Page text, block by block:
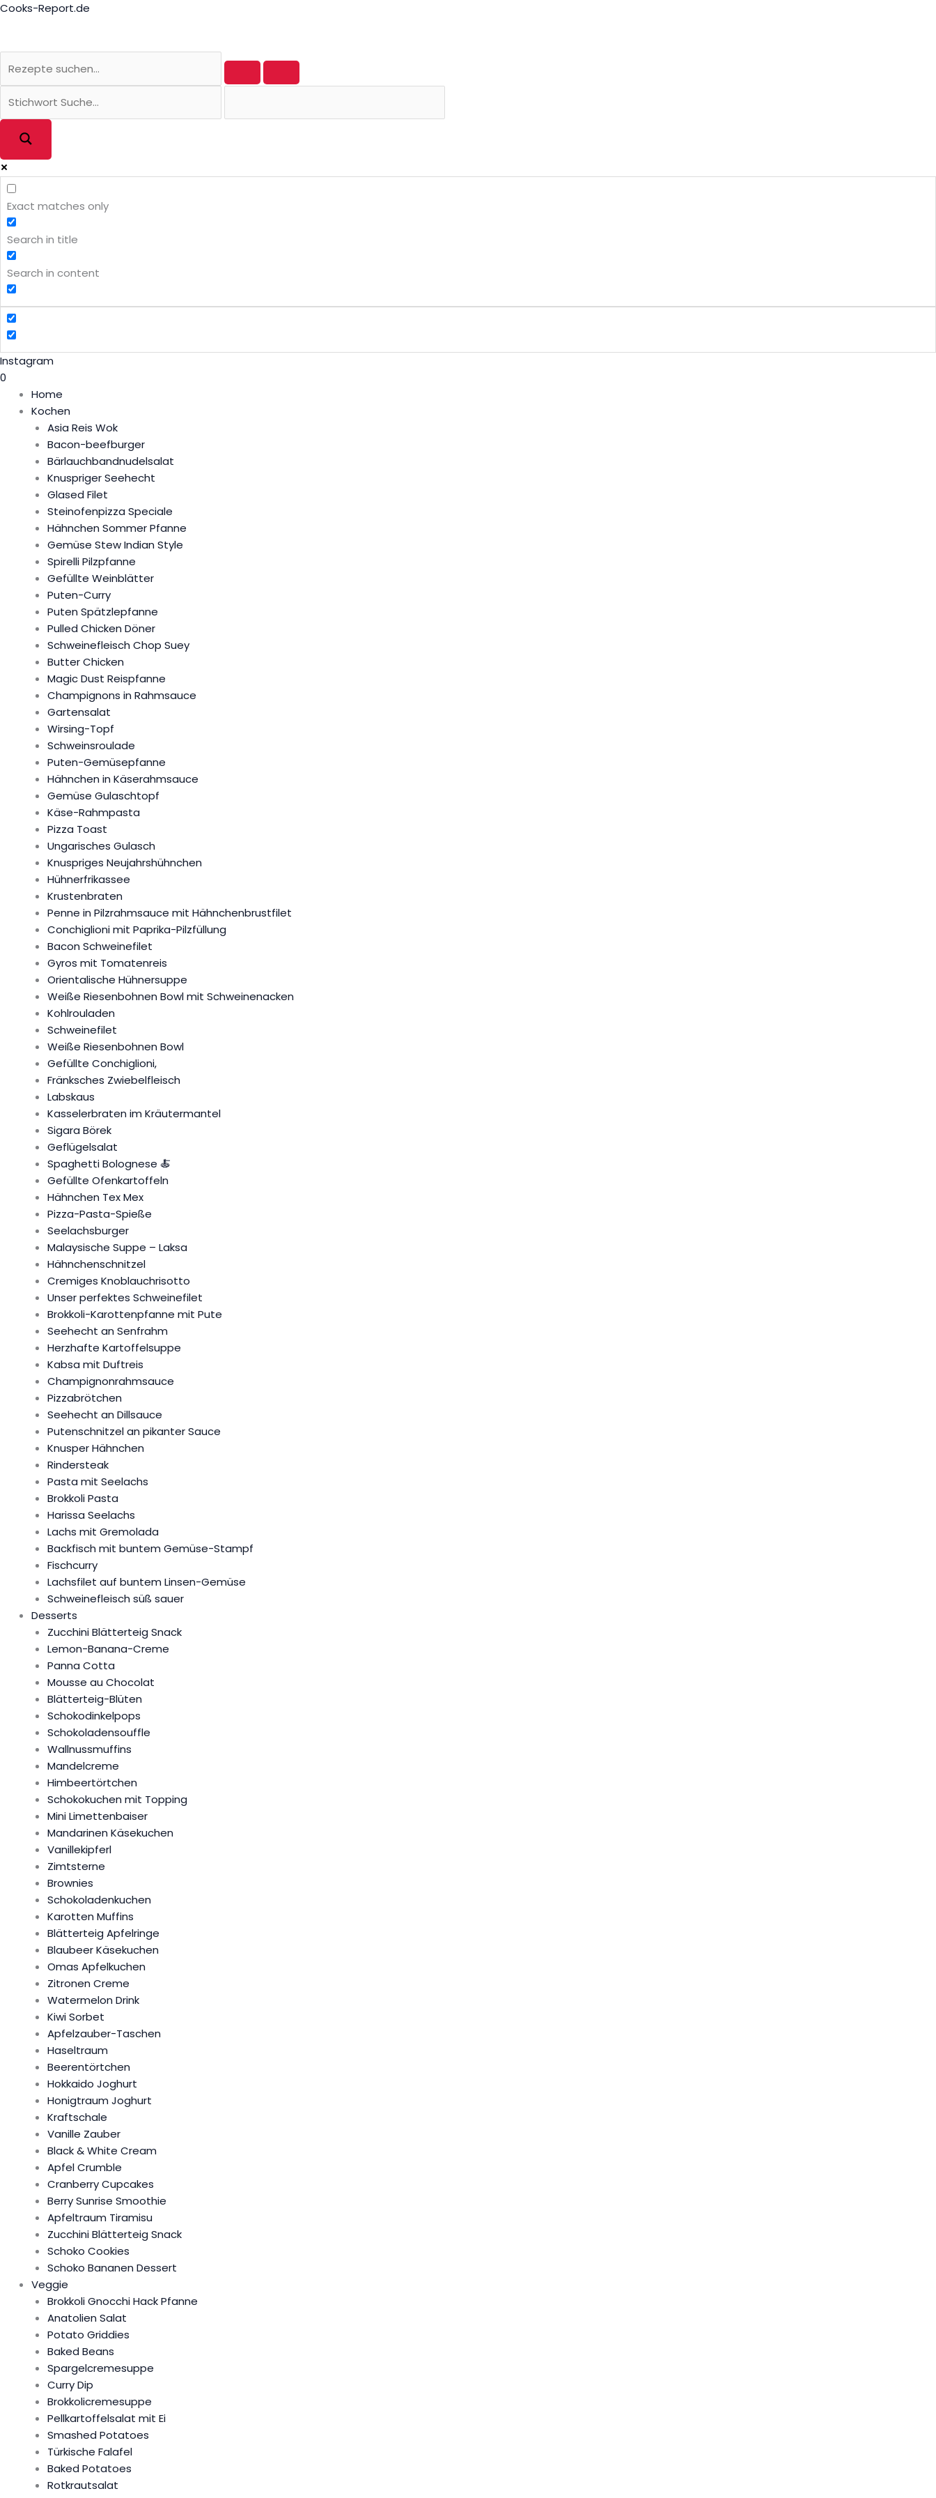
Zum
Cooks-Report.de
Exact matches only
Search in title
Search in content
Instagram
0
Home
Kochen
Asia Reis Wok
Bacon-beefburger
Bärlauchbandnudelsalat
Knuspriger Seehecht
Glased Filet
Steinofenpizza Speciale
Hähnchen Sommer Pfanne
Gemüse Stew Indian Style
Spirelli Pilzpfanne
Gefüllte Weinblätter
Puten-Curry
Puten Spätzlepfanne
Pulled Chicken Döner
Schweinefleisch Chop Suey
Butter Chicken
Magic Dust Reispfanne
Champignons in Rahmsauce
Gartensalat
Wirsing-Topf
Schweinsroulade
Puten-Gemüsepfanne
Hähnchen in Käserahmsauce
Gemüse Gulaschtopf
Käse-Rahmpasta
Pizza Toast
Ungarisches Gulasch
Knuspriges Neujahrshühnchen
Hühnerfrikassee
Krustenbraten
Penne in Pilzrahmsauce mit Hähnchenbrustfilet
Conchiglioni mit Paprika-Pilzfüllung
Bacon Schweinefilet
Gyros mit Tomatenreis
Orientalische Hühnersuppe
Weiße Riesenbohnen Bowl mit Schweinenacken
Kohlrouladen
Schweinefilet
Weiße Riesenbohnen Bowl
Gefüllte Conchiglioni,
Fränksches Zwiebelfleisch
Labskaus
Kasselerbraten im Kräutermantel
Sigara Börek
Geflügelsalat
Spaghetti Bolognese 🍝
Gefüllte Ofenkartoffeln
Hähnchen Tex Mex
Pizza-Pasta-Spieße
Seelachsburger
Malaysische Suppe – Laksa
Hähnchenschnitzel
Cremiges Knoblauchrisotto
Unser perfektes Schweinefilet
Brokkoli-Karottenpfanne mit Pute
Seehecht an Senfrahm
Herzhafte Kartoffelsuppe
Kabsa mit Duftreis
Champignonrahmsauce
Pizzabrötchen
Seehecht an Dillsauce
Putenschnitzel an pikanter Sauce
Knusper Hähnchen
Rindersteak
Pasta mit Seelachs
Brokkoli Pasta
Harissa Seelachs
Lachs mit Gremolada
Backfisch mit buntem Gemüse-Stampf
Fischcurry
Lachsfilet auf buntem Linsen-Gemüse
Schweinefleisch süß sauer
Desserts
Zucchini Blätterteig Snack
Lemon-Banana-Creme
Panna Cotta
Mousse au Chocolat
Blätterteig-Blüten
Schokodinkelpops
Schokoladensouffle
Wallnussmuffins
Mandelcreme
Himbeertörtchen
Schokokuchen mit Topping
Mini Limettenbaiser
Mandarinen Käsekuchen
Vanillekipferl
Zimtsterne
Brownies
Schokoladenkuchen
Karotten Muffins
Blätterteig Apfelringe
Blaubeer Käsekuchen
Omas Apfelkuchen
Zitronen Creme
Watermelon Drink
Kiwi Sorbet
Apfelzauber-Taschen
Haseltraum
Beerentörtchen
Hokkaido Joghurt
Honigtraum Joghurt
Kraftschale
Vanille Zauber
Black & White Cream
Apfel Crumble
Cranberry Cupcakes
Berry Sunrise Smoothie
Apfeltraum Tiramisu
Zucchini Blätterteig Snack
Schoko Cookies
Schoko Bananen Dessert
Veggie
Brokkoli Gnocchi Hack Pfanne
Anatolien Salat
Potato Griddies
Baked Beans
Spargelcremesuppe
Curry Dip
Brokkolicremesuppe
Pellkartoffelsalat mit Ei
Smashed Potatoes
Türkische Falafel
Baked Potatoes
Rotkrautsalat